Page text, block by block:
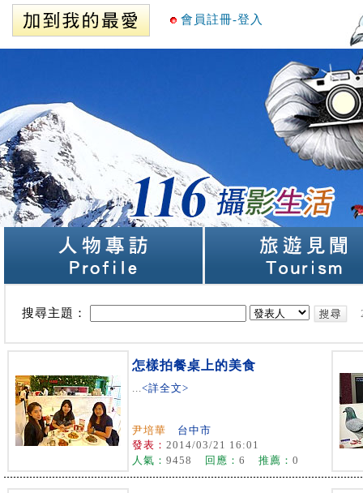
會員註冊-登入
搜尋主題：
怎樣拍餐桌上的美食
...<詳全文>
尹培華
台中市
發表：2014/03/21 16:01
人氣：9458 回應：6 推薦：0